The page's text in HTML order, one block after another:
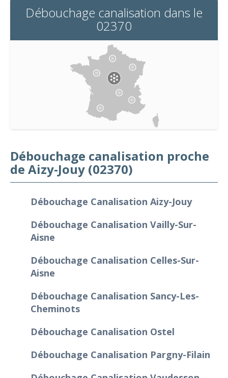
Débouchage canalisation dans le
02370
Débouchage canalisation proche
de Aizy-Jouy (02370)
Débouchage Canalisation Aizy-Jouy
Débouchage Canalisation Vailly-Sur-
Aisne
Débouchage Canalisation Celles-Sur-
Aisne
Débouchage Canalisation Sancy-Les-
Cheminots
Débouchage Canalisation Ostel
Débouchage Canalisation Pargny-Filain